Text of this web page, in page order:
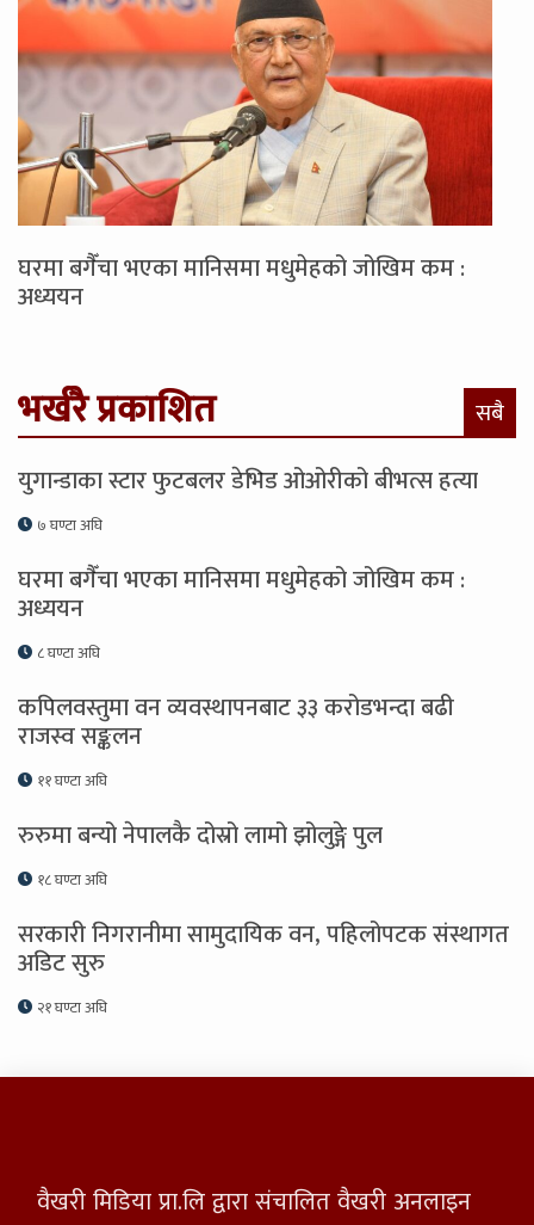
घरमा बगैँचा भएका मानिसमा मधुमेहको जोखिम कम :
अध्ययन
भर्खरै प्रकाशित सबै
युगान्डाका स्टार फुटबलर डेभिड ओओरीको बीभत्स हत्या
७ घण्टा अघि
घरमा बगैँचा भएका मानिसमा मधुमेहको जोखिम कम :
अध्ययन
८ घण्टा अघि
कपिलवस्तुमा वन व्यवस्थापनबाट ३३ करोडभन्दा बढी
राजस्व सङ्कलन
११ घण्टा अघि
रुरुमा बन्यो नेपालकै दोस्रो लामो झोलुङ्गे पुल
१८ घण्टा अघि
सरकारी निगरानीमा सामुदायिक वन, पहिलोपटक संस्थागत
अडिट सुरु
२१ घण्टा अघि
वैखरी मिडिया प्रा.लि द्वारा संचालित वैखरी अनलाइन